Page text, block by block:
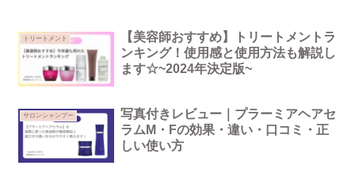
トリートメント
【美容師おすすめ】トリートメントラ
ンキング！使用感と使用方法も解説し
ます☆~2024年決定版~
サロンシャンプー
写真付きレビュー｜プラーミアヘアセ
ラムM・Fの効果・違い・口コミ・正
しい使い方